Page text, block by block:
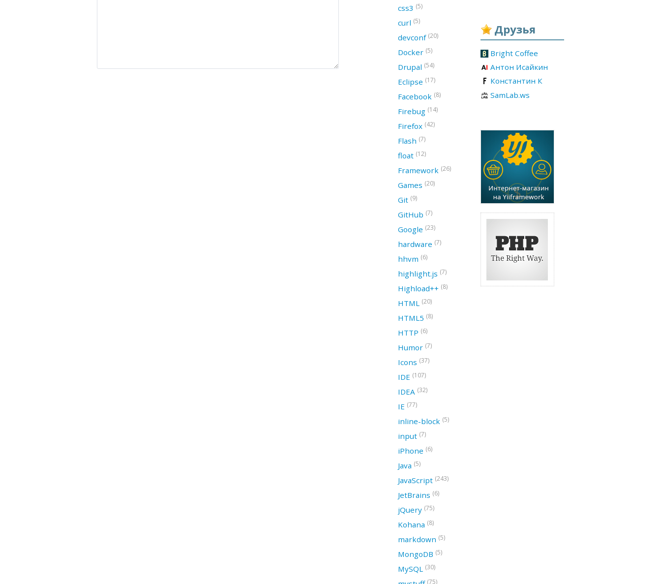
Друзья
Bright Coffee
Антон Исайкин
Константин К
SamLab.ws
css3 (5)
curl (5)
devconf (20)
Docker (5)
Drupal (54)
Eclipse (17)
Facebook (8)
Firebug (14)
Firefox (42)
Flash (7)
float (12)
Framework (26)
Games (20)
Git (9)
GitHub (7)
Google (23)
hardware (7)
hhvm (6)
highlight.js (7)
Highload++ (8)
HTML (20)
HTML5 (8)
HTTP (6)
Humor (7)
Icons (37)
IDE (107)
IDEA (32)
IE (77)
inline-block (5)
input (7)
iPhone (6)
Java (5)
JavaScript (243)
JetBrains (6)
jQuery (75)
Kohana (8)
markdown (5)
MongoDB (5)
MySQL (30)
(75)